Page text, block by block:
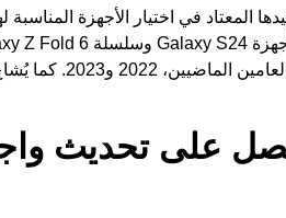
المعتاد في اختيار الأجهزة
الهواتف الرائدة